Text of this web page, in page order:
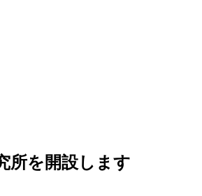
所を開設します